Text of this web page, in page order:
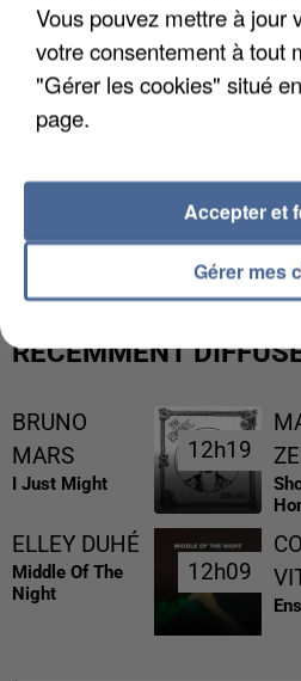
L’UN DES FONDATEURS
MAFIA INTERPELLÉ EN
RÉCEMMENT
BRUNO
MARS
I Just Might
12h19
12h19
ELLEY DUHÉ
Middle Of The
Night
12h09
12h09
Vous pouvez mettre à jour
votre consentement à tout
"Gérer les cookies" situé
page.
Gérer mes
Accepter et